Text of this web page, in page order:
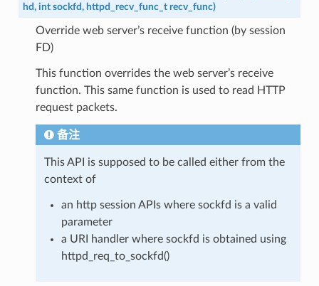
hd, int sockfd, httpd_recv_func_t recv_func)
Override web server’s receive function (by session
FD)
This function overrides the web server’s receive
function. This same function is used to read HTTP
request packets.
备注
This API is supposed to be called either from the
context of
an http session APIs where sockfd is a valid
parameter
a URI handler where sockfd is obtained using
httpd_req_to_sockfd()